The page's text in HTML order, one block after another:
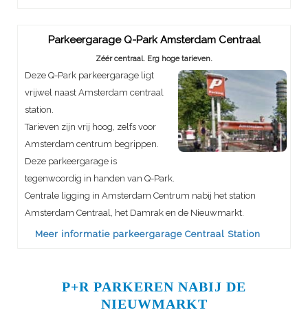
Parkeergarage Q-Park Amsterdam Centraal
Zéér centraal. Erg hoge tarieven.
Deze Q-Park parkeergarage ligt
vrijwel naast Amsterdam centraal
station.
Tarieven zijn vrij hoog, zelfs voor
Amsterdam centrum begrippen.
Deze parkeergarage is
tegenwoordig in handen van Q-Park.
Centrale ligging in Amsterdam Centrum nabij het station
Amsterdam Centraal, het Damrak en de Nieuwmarkt.
Meer informatie parkeergarage Centraal Station
P+R PARKEREN NABIJ DE
NIEUWMARKT